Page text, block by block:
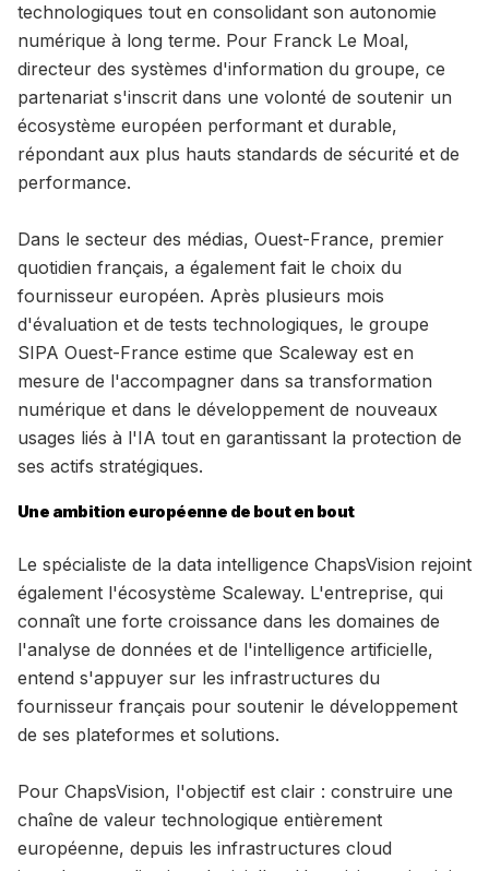
technologiques tout en consolidant son autonomie
numérique à long terme. Pour Franck Le Moal,
directeur des systèmes d'information du groupe, ce
partenariat s'inscrit dans une volonté de soutenir un
écosystème européen performant et durable,
répondant aux plus hauts standards de sécurité et de
performance.
Dans le secteur des médias, Ouest-France, premier
quotidien français, a également fait le choix du
fournisseur européen. Après plusieurs mois
d'évaluation et de tests technologiques, le groupe
SIPA Ouest-France estime que Scaleway est en
mesure de l'accompagner dans sa transformation
numérique et dans le développement de nouveaux
usages liés à l'IA tout en garantissant la protection de
ses actifs stratégiques.
Une ambition européenne de bout en bout
Le spécialiste de la data intelligence ChapsVision rejoint
également l'écosystème Scaleway. L'entreprise, qui
connaît une forte croissance dans les domaines de
l'analyse de données et de l'intelligence artificielle,
entend s'appuyer sur les infrastructures du
fournisseur français pour soutenir le développement
de ses plateformes et solutions.
Pour ChapsVision, l'objectif est clair : construire une
chaîne de valeur technologique entièrement
européenne, depuis les infrastructures cloud